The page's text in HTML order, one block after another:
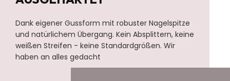
Dank eigener Gussform mit robuster Nagelspitze
und natürlichem Übergang. Kein Absplittern, keine
weißen Streifen - keine Standardgrößen. Wir
haben an alles gedacht